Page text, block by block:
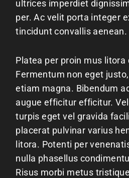
ultrices imperdiet
per. Ac velit porta integer
tincidunt convallis aenean.
Platea per proin mus litora
Fermentum non eget
etiam magna. Bibendum
augue efficitur efficitur.
turpis eget vel gravida
placerat pulvinar varius
litora. Potenti per
nulla phasellus
Risus morbi metus